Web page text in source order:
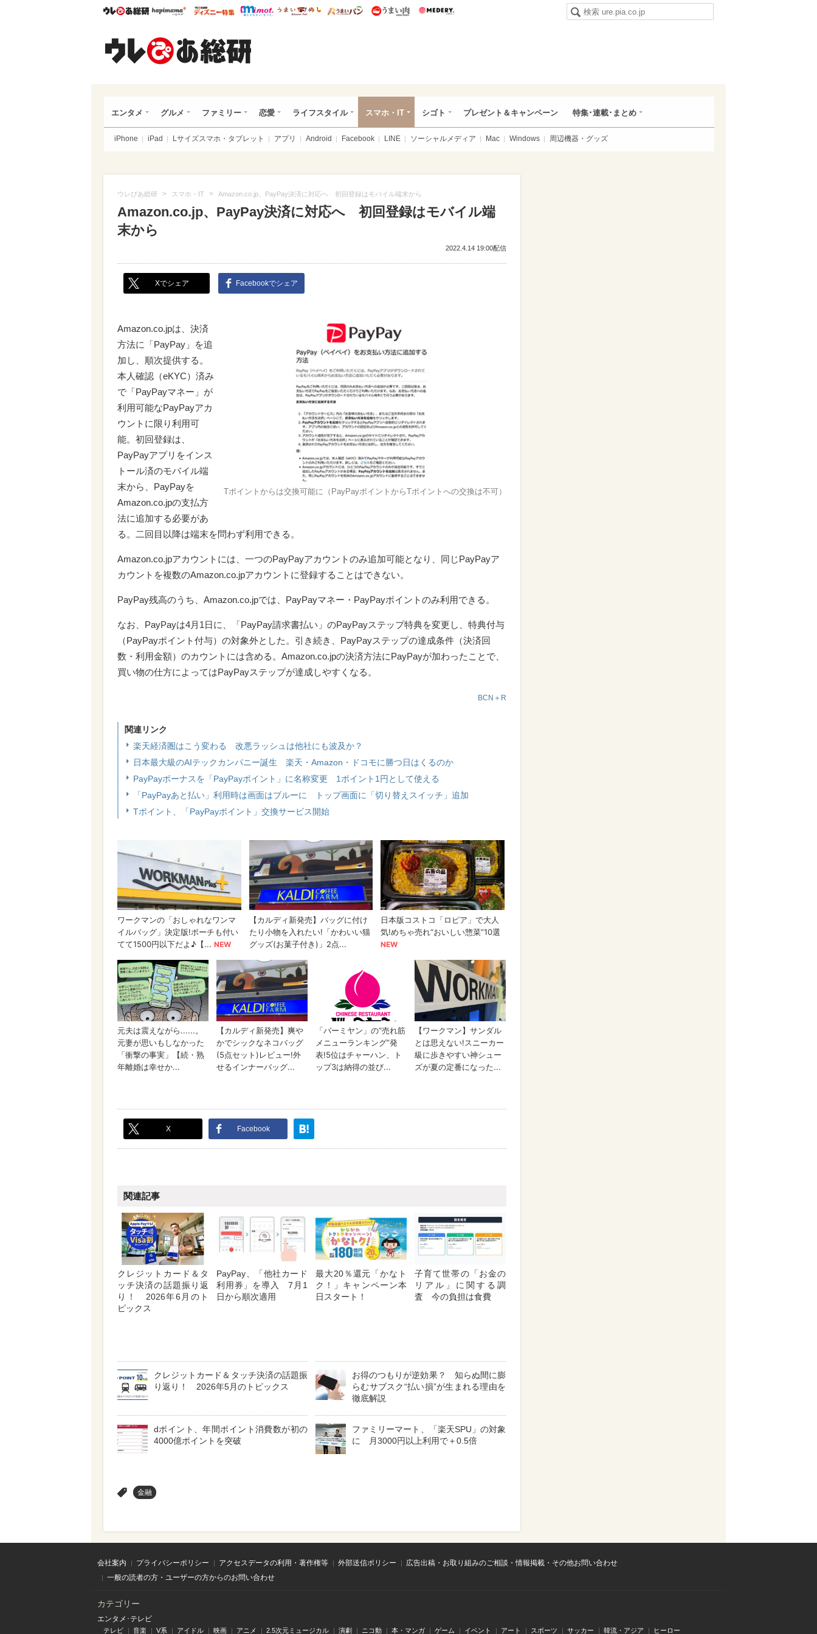
ウレぴあ総研ハピママ* ウレぴあ総研 ディズニー特集
mimot. うまいめし うまいパン うまい肉
エンタメ グルメ ファミリー 恋愛 ライフスタイル スマホ・IT シゴト プレゼント＆キャンペーン 特集･連載･まとめ
iPhone iPad Lサイズスマホ・タブレット アプリ Android Facebook LINE ソーシャルメディア Mac Windows 周辺機器・グッズ
ウレぴあ総研 > スマホ・IT > Amazon.co.jp、PayPay決済に対応へ 初回登録はモバイル端末から
Amazon.co.jp、PayPay決済に対応へ 初回登録はモバイル端
末から
2022.4.14 19:00配信
Xでシェア Facebookでシェア
Tポイントからは交換可能に（PayPayポイントからTポイントへの交換は不可）
Amazon.co.jpは、決済
方法に「PayPay」を追
加し、順次提供する。
本人確認（eKYC）済み
で「PayPayマネー」が
利用可能なPayPayアカ
ウントに限り利用可
能。初回登録は、
PayPayアプリをインス
トール済のモバイル端
末から、PayPayを
Amazon.co.jpの支払方
法に追加する必要があ
る。二回目以降は端末を問わず利用できる。
Amazon.co.jpアカウントには、一つのPayPayアカウントのみ追加可能となり、同じPayPayア
カウントを複数のAmazon.co.jpアカウントに登録することはできない。
PayPay残高のうち、Amazon.co.jpでは、PayPayマネー・PayPayポイントのみ利用できる。
なお、PayPayは4月1日に、「PayPay請求書払い」のPayPayステップ特典を変更し、特典付与
（PayPayポイント付与）の対象外とした。引き続き、PayPayステップの達成条件（決済回
数・利用金額）のカウントには含める。Amazon.co.jpの決済方法にPayPayが加わったことで、
買い物の仕方によってはPayPayステップが達成しやすくなる。
BCN＋R
関連リンク
楽天経済圏はこう変わる 改悪ラッシュは他社にも波及か？
日本最大級のAIテックカンパニー誕生 楽天・Amazon・ドコモに勝つ日はくるのか
PayPayボーナスを「PayPayポイント」に名称変更 1ポイント1円として使える
「PayPayあと払い」利用時は画面はブルーに トップ画面に「切り替えスイッチ」追加
Tポイント、「PayPayポイント」交換サービス開始
X Facebook
関連記事
クレジットカード＆タ
ッチ決済の話題振り返
り！ 2026年6月のト
ピックス
PayPay、「他社カード
利用券」を導入 7月1
日から順次適用
最大20％還元「かなト
ク！」キャンペーン本
日スタート！
子育て世帯の「お金の
リアル」に関する調
査 今の負担は食費
クレジットカード＆タッチ決済の話題振
り返り！ 2026年5月のトピックス
お得のつもりが逆効果？ 知らぬ間に膨
らむサブスク“払い損”が生まれる理由を
徹底解説
dポイント、年間ポイント消費数が初の
4000億ポイントを突破
ファミリーマート、「楽天SPU」の対象
に 月3000円以上利用で＋0.5倍
金融
会社案内 プライバシーポリシー アクセスデータの利用・著作権等 外部送信ポリシー
広告出稿・お取り組みのご相談・情報掲載・その他お問い合わせ
一般の読者の方・ユーザーの方からのお問い合わせ
カテゴリー
エンタメ･テレビ
テレビ 音楽 V系 アイドル 映画 アニメ 2.5次元ミュージカル 演劇 ニコ動 本・マンガ ゲーム イベント アート スポーツ サッカー 韓流・アジア ヒーロー